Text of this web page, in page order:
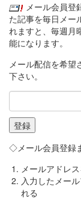
メール会員登
た記事を毎日メー
れますと、毎週月
能になります。
メール配信を希望
下さい。
◇メール会員登録
メールアドレ
入力したメー
れる